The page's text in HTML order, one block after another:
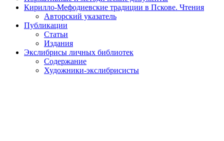
Кирилло-Мефодиевские традиции в Пскове. Чтения
Авторский указатель
Публикации
Статьи
Издания
Экслибрисы личных библиотек
Содержание
Художники-экслибрисисты